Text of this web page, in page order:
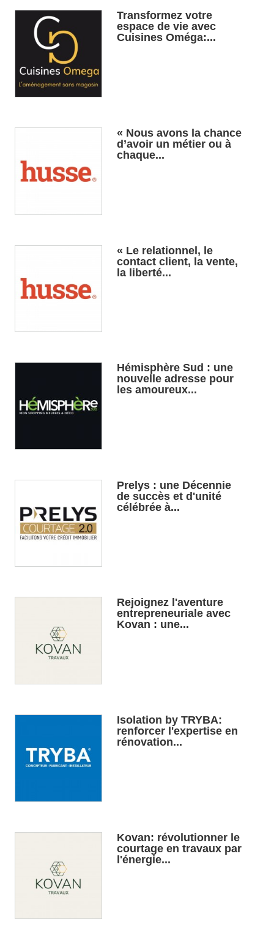
Transformez votre
espace de vie avec
Cuisines Oméga:...
« Nous avons la chance
d’avoir un métier ou à
chaque...
« Le relationnel, le
contact client, la vente,
la liberté...
Hémisphère Sud : une
nouvelle adresse pour
les amoureux...
Prelys : une Décennie
de succès et d'unité
célébrée à...
Rejoignez l'aventure
entrepreneuriale avec
Kovan : une...
Isolation by TRYBA:
renforcer l'expertise en
rénovation...
Kovan: révolutionner le
courtage en travaux par
l'énergie...